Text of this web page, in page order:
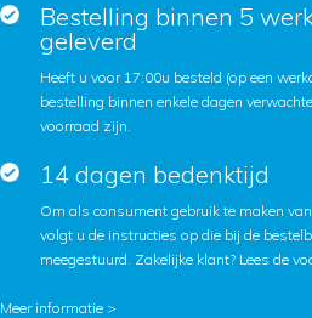
Bestelling binnen 5
geleverd
Heeft u voor 17:00u besteld (op een
bestelling binnen enkele dagen
voorraad zijn.
14 dagen bedenktijd
Om als consument gebruik te maken
volgt u de instructies op die bij de
meegestuurd. Zakelijke klant? Lees de
Meer informatie >